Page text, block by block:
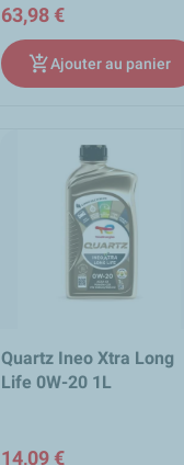
63,98 €
add_shopping_cartAjouter au panier
Quartz Ineo Xtra Long
Life 0W-20 1L
14,09 €